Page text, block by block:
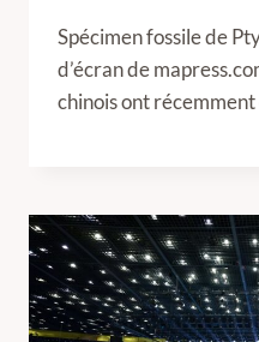
Spécimen fossile de
d’écran de
chinois ont